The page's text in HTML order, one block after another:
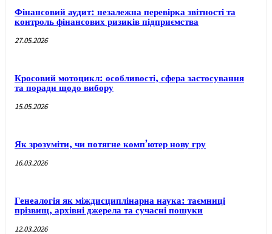
Фінансовий аудит: незалежна перевірка звітності та
контроль фінансових ризиків підприємства
27.05.2026
Кросовий мотоцикл: особливості, сфера застосування
та поради щодо вибору
15.05.2026
Як зрозуміти, чи потягне комп’ютер нову гру
16.03.2026
Генеалогія як міждисциплінарна наука: таємниці
прізвищ, архівні джерела та сучасні пошуки
12.03.2026